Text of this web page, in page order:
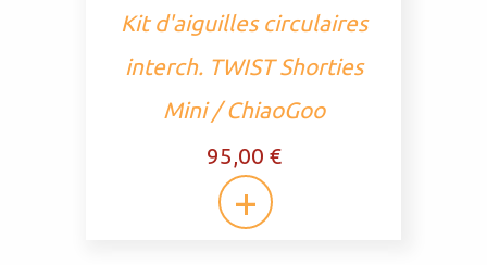
Kit d'aiguilles circulaires
interch. TWIST Shorties
Mini / ChiaoGoo
95,00 €